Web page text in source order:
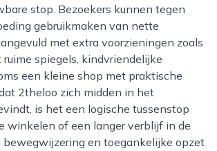
stop. Bezoekers kunnen tegen
gebruikmaken van nette
met extra voorzieningen zoals
spiegels, kindvriendelijke
een kleine shop met praktische
2theloo zich midden in het
is het een logische tussenstop
winkelen of een langer verblijf in de
bewegwijzering en toegankelijke opzet